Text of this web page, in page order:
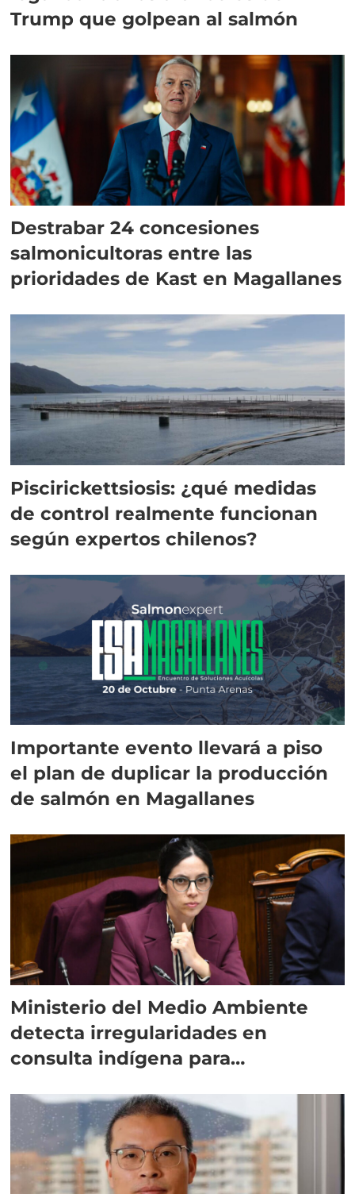
Trump que golpean al salmón
Destrabar 24 concesiones
salmonicultoras entre las
prioridades de Kast en Magallanes
Piscirickettsiosis: ¿qué medidas
de control realmente funcionan
según expertos chilenos?
Importante evento llevará a piso
el plan de duplicar la producción
de salmón en Magallanes
Ministerio del Medio Ambiente
detecta irregularidades en
consulta indígena para